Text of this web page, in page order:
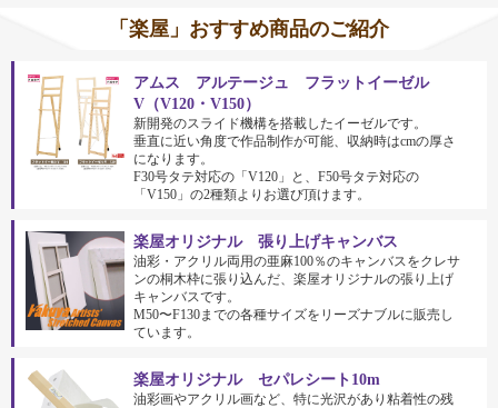
「楽屋」おすすめ商品のご紹介
アムス アルテージュ フラットイーゼル
V（V120・V150）
新開発のスライド機構を搭載したイーゼルです。
垂直に近い角度で作品制作が可能、収納時はcmの厚さ
になります。
F30号タテ対応の「V120」と、F50号タテ対応の
「V150」の2種類よりお選び頂けます。
楽屋オリジナル 張り上げキャンバス
油彩・アクリル両用の亜麻100％のキャンバスをクレサ
ンの桐木枠に張り込んだ、楽屋オリジナルの張り上げ
キャンバスです。
M50〜F130までの各種サイズをリーズナブルに販売し
ています。
楽屋オリジナル セパレシート10m
油彩画やアクリル画など、特に光沢があり粘着性の残